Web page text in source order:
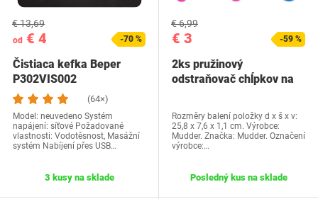
od € 4
€ 13,69
-70 %
Čistiaca kefka Beper
P302VIS002
(64×)
Model: neuvedeno Systém
napájení: síťové Požadované
vlastnosti: Vodotěsnost, Masážní
systém Nabíjení přes USB…
3 kusy na sklade
€ 3
€ 6,99
-59 %
2ks pružinový
odstraňovač chĺpkov na
Rozměry balení položky d x š x v:
25,8 x 7,6 x 1,1 cm. Výrobce:
Mudder. Značka: Mudder. Označení
výrobce:…
Posledný kus na sklade